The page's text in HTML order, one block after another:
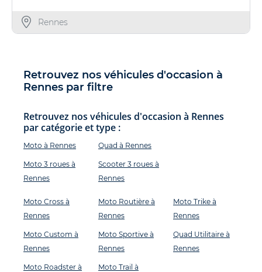
Rennes
Retrouvez nos véhicules d'occasion à
Rennes par filtre
Retrouvez nos véhicules d'occasion à Rennes
par catégorie et type :
Moto à Rennes
Moto 3 roues à
Rennes
Quad à Rennes
Scooter 3 roues à
Rennes
Moto Cross à
Rennes
Moto Custom à
Rennes
Moto Roadster à
Moto Routière à
Rennes
Moto Sportive à
Rennes
Moto Trail à
Moto Trike à
Rennes
Quad Utilitaire à
Rennes